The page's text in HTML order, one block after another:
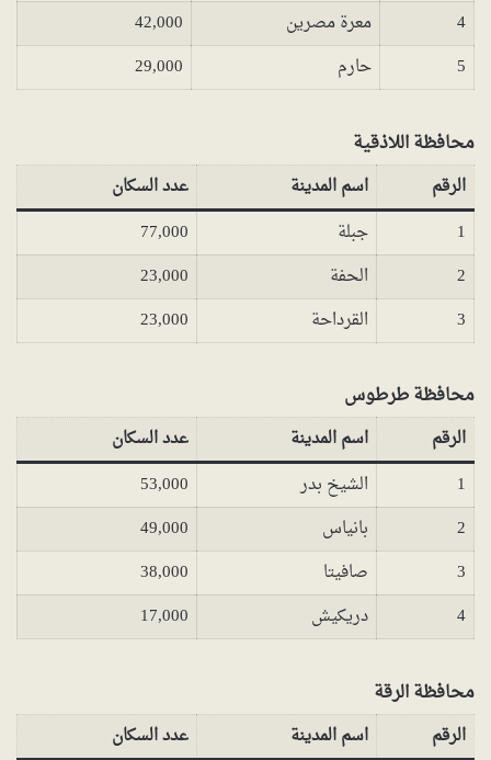
4
معرة مصرين
42,000
5
حارم 29,000
محافظة اللاذقية
الرقم اسم المدينة
عدد السكان
1
جبلة
77,000
2
الحفة
23,000
3
القرداحة 23,000
محافظة طرطوس
الرقم اسم المدينة
عدد السكان
1
الشيخ بدر
53,000
2
بانياس
49,000
3
صافيتا
38,000
4
دريكيش 17,000
محافظة الرقة
الرقم اسم المدينة عدد السكان